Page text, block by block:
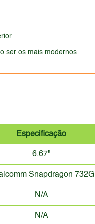
ser os mais modernos
Especificação
6.67"
Snapdragon 732G
N/A
N/A